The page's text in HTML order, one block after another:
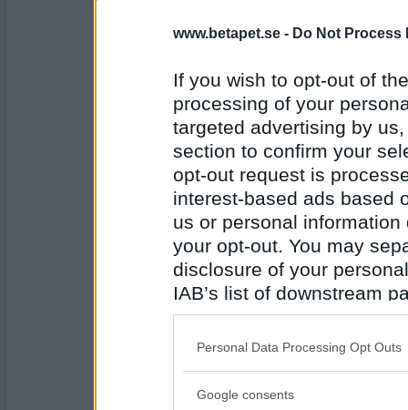
www.betapet.se - Do Not Process
If you wish to opt-out of
processing of your
targeted advertising by
section to confirm your
opt-out request is
interest-based ads based
us or personal
your opt-out. You may
disclosure of your
IAB’s list of downstream
also be disclosed by us
Downstream Participants
Please note that this
Personal Data Processing Opt Outs
Google consents
Antal inlägg: 170
Jag har aldrig bytt däck på min bil
2533
Jag har aldrig varit utanför Europa
Jag har aldrig klättrat i halmstad...